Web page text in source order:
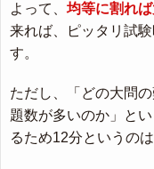
よって、 均等に割れ
来れば、ピッタリ試
す。
ただし、「どの大問
題数が多いのか」と
るため12分というの